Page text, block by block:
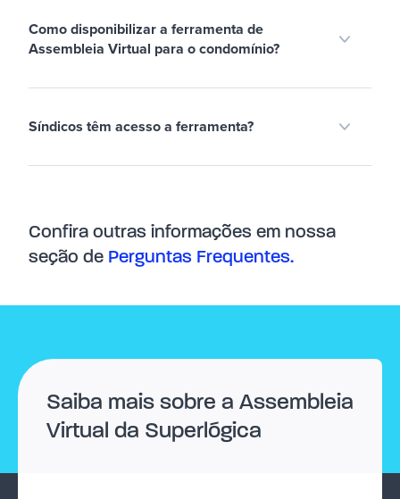
Como disponibilizar a ferramenta de
Assembleia Virtual para o condomínio?
Síndicos têm acesso a ferramenta?
Confira outras informações em nossa
seção de Perguntas Frequentes.
Saiba mais sobre a Assembleia
Virtual da Superlógica